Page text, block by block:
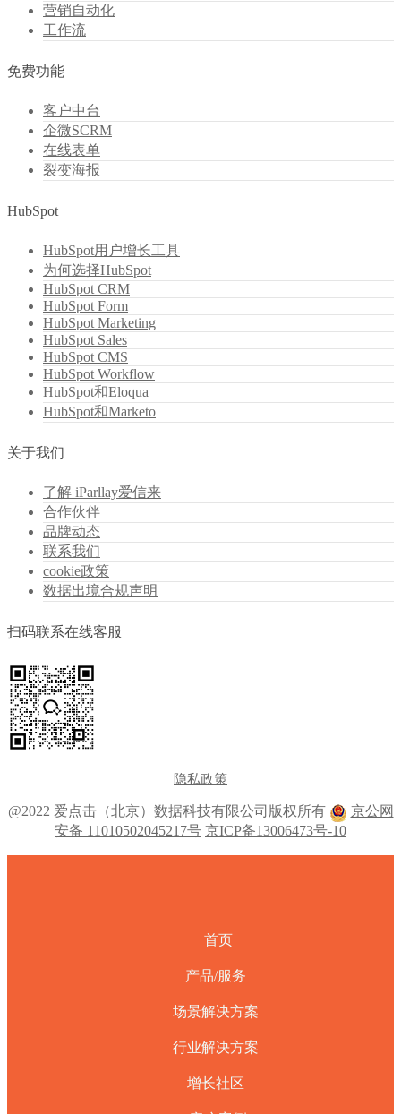
营销自动化
工作流
免费功能
客户中台
企微SCRM
在线表单
裂变海报
HubSpot
HubSpot用户增长工具
为何选择HubSpot
HubSpot CRM
HubSpot Form
HubSpot Marketing
HubSpot Sales
HubSpot CMS
HubSpot Workflow
HubSpot和Eloqua
HubSpot和Marketo
关于我们
了解 iParllay爱信来
合作伙伴
品牌动态
联系我们
cookie政策
数据出境合规声明
扫码联系在线客服
隐私政策
@2022 爱点击（北京）数据科技有限公司版权所有
京公网
安备 11010502045217号 京ICP备13006473号-10
首页
产品/服务
场景解决方案
行业解决方案
增长社区